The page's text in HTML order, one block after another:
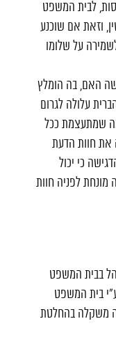
לבית המשפט
וזאת אם שוכנע
על שלומו
האם, בה הומלץ
עלולה לגרום
שמתעצמת ככל
את חוות הדעת
כי יכול
לפניה חוות
בבית המשפט
בית המשפט
משקלה בהחלטת